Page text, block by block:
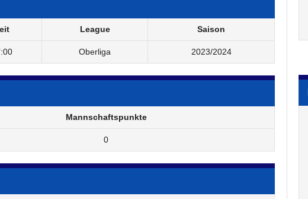
League Saison
Oberliga 2023/2024
Mannschaftspunkte
0